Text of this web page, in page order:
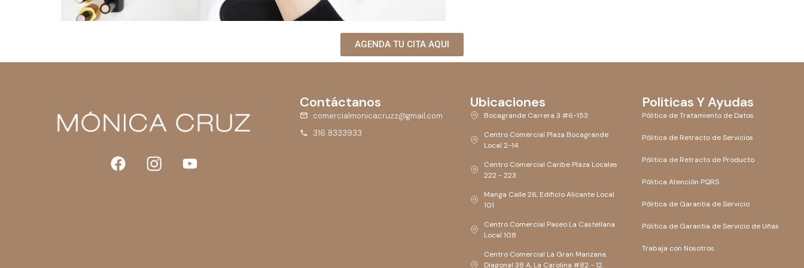
AGENDA TU CITA AQUI
Contáctanos
comercialmonicacruzz@gmail.com
316 8333933
Ubicaciones
Bocagrande Carrera 3 #6-153
Centro Comercial Plaza Bocagrande
Local 2-14
Centro Comercial Caribe Plaza Locales
222 - 223
Manga Calle 26, Edificio Alicante Local
101
Centro Comercial Paseo La Castellana
Local 108
Centro Comercial La Gran Manzana.
Diagonal 38 A, La Carolina #82 - 12.
Politicas Y Ayudas
Pólitica de Tratamiento de Datos
Pólitica de Retracto de Servicios
Pólitica de Retracto de Producto
Pólitica Atención PQRS
Pólitica de Garantia de Servicio
Pólitica de Garantia de Servicio de Uñas
Trabaja con Nosotros